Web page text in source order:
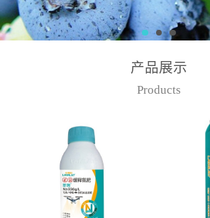
产品展示
Products